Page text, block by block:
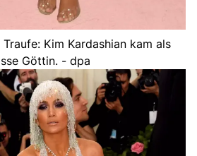
Kim Kardashian kam als
Göttin. - dpa